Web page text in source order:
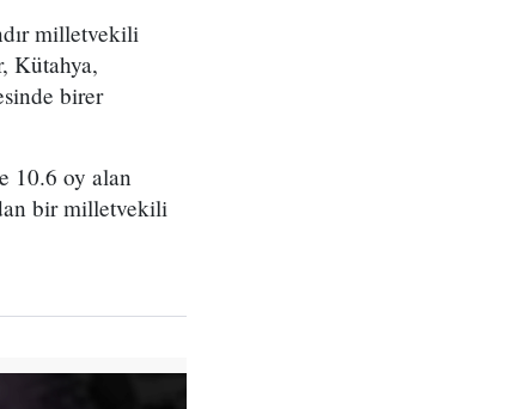
milletvekili
Kütahya,
birer
10.6 oy alan
bir milletvekili